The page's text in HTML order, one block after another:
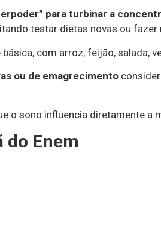
para turbinar a
testar dietas novas ou
com arroz, feijão, salada,
ou de emagrecimento
o sono influencia diretamente a
do Enem